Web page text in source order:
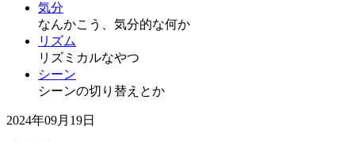
気分
なんかこう、気分的な何か
リズム
リズミカルなやつ
シーン
シーンの切り替えとか
2024年09月19日